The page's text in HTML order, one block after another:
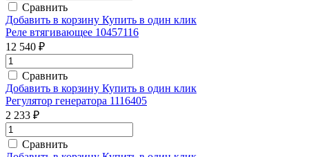
Сравнить
Добавить в корзину Купить в один клик
Реле втягивающее 10457116
12 540 ₽
Сравнить
Добавить в корзину Купить в один клик
Регулятор генератора 1116405
2 233 ₽
Сравнить